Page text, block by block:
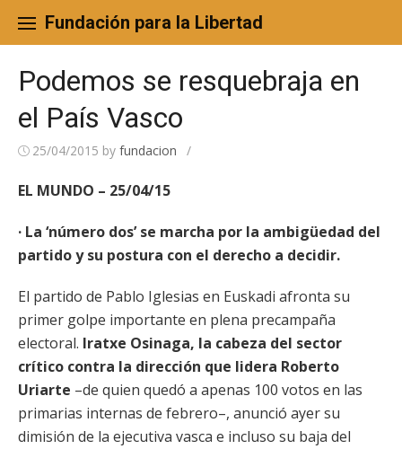
content
Fundación para la Libertad
Podemos se resquebraja en
el País Vasco
25/04/2015 by fundacion /
EL MUNDO – 25/04/15
· La ‘número dos’ se marcha por la ambigüedad del
partido y su postura con el derecho a decidir.
El partido de Pablo Iglesias en Euskadi afronta su
primer golpe importante en plena precampaña
electoral. Iratxe Osinaga, la cabeza del sector
crítico contra la dirección que lidera Roberto
Uriarte –de quien quedó a apenas 100 votos en las
primarias internas de febrero–, anunció ayer su
dimisión de la ejecutiva vasca e incluso su baja del